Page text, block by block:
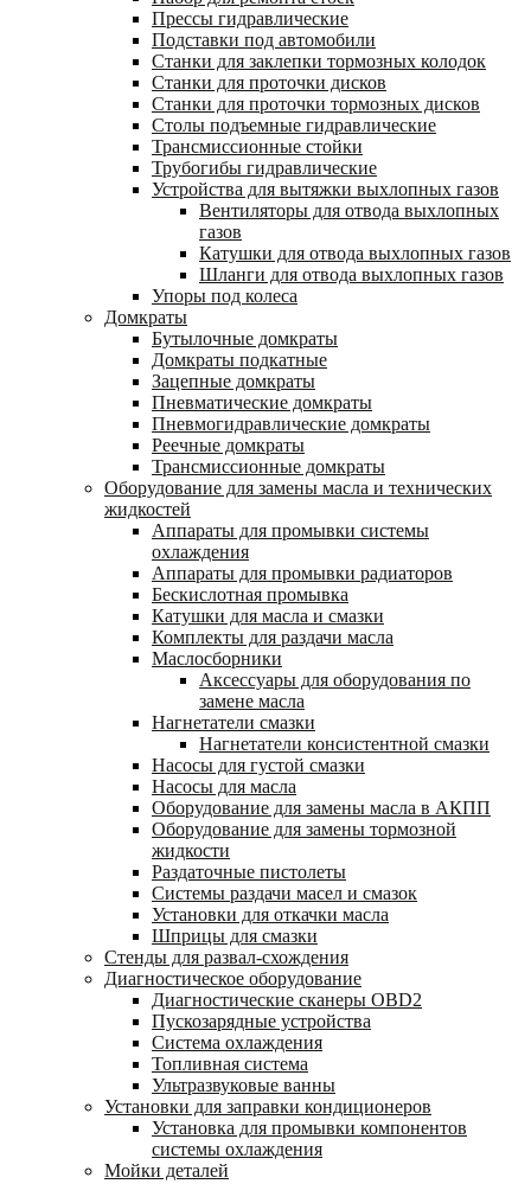
Прессы гидравлические
Подставки под автомобили
Станки для заклепки тормозных колодок
Станки для проточки дисков
Станки для проточки тормозных дисков
Столы подъемные гидравлические
Трансмиссионные стойки
Трубогибы гидравлические
Устройства для вытяжки выхлопных газов
Вентиляторы для отвода выхлопных
газов
Катушки для отвода выхлопных газов
Шланги для отвода выхлопных газов
Упоры под колеса
Домкраты
Бутылочные домкраты
Домкраты подкатные
Зацепные домкраты
Пневматические домкраты
Пневмогидравлические домкраты
Реечные домкраты
Трансмиссионные домкраты
Оборудование для замены масла и технических
жидкостей
Аппараты для промывки системы
охлаждения
Аппараты для промывки радиаторов
Бескислотная промывка
Катушки для масла и смазки
Комплекты для раздачи масла
Маслосборники
Аксессуары для оборудования по
замене масла
Нагнетатели смазки
Нагнетатели консистентной смазки
Насосы для густой смазки
Насосы для масла
Оборудование для замены масла в АКПП
Оборудование для замены тормозной
жидкости
Раздаточные пистолеты
Системы раздачи масел и смазок
Установки для откачки масла
Шприцы для смазки
Стенды для развал-схождения
Диагностическое оборудование
Диагностические сканеры OBD2
Пускозарядные устройства
Система охлаждения
Топливная система
Ультразвуковые ванны
Установки для заправки кондиционеров
Установка для промывки компонентов
системы охлаждения
Мойки деталей